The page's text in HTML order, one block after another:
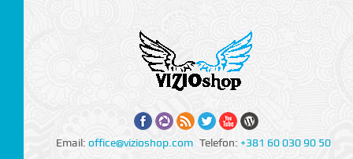
Email: office@vizioshop.com Telefon: +381 60 030 90 50